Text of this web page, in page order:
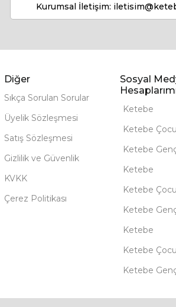
Kurumsal İletişim:
Diğer
Sıkça Sorulan Sorular
Üyelik Sözleşmesi
Satış Sözleşmesi
Gizlilik ve Güvenlik
KVKK
Çerez Politikası
Sosyal
Ketebe
Ketebe
Ketebe
Ketebe
Ketebe
Ketebe
Ketebe
Ketebe
Ketebe